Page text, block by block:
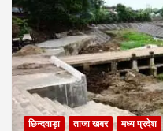
o
k
p
p
छिन्दवाड़ा ताजा खबर मध्य प्रदेश